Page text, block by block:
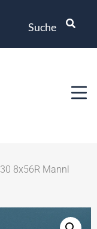
Suche
8x56R Mannl